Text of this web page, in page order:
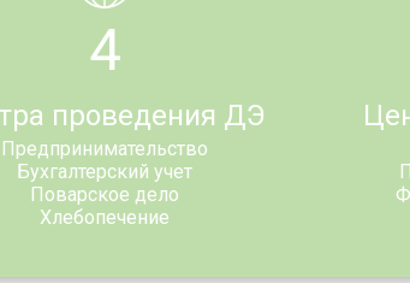
4
проведения ДЭ
Предпринимательство
Бухгалтерский учет
Поварское дело
Хлебопечение